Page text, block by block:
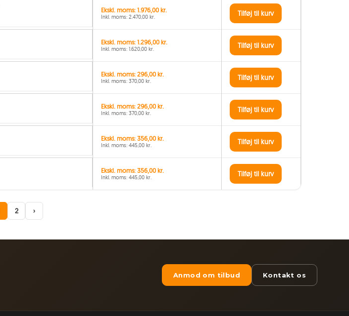
Ekskl. moms: 1.976,00 kr.
Inkl. moms: 2.470,00 kr. Tilføj til kurv
Ekskl. moms: 1.296,00 kr.
Inkl. moms: 1.620,00 kr. Tilføj til kurv
Ekskl. moms: 296,00 kr.
Inkl. moms: 370,00 kr. Tilføj til kurv
Ekskl. moms: 296,00 kr.
Inkl. moms: 370,00 kr. Tilføj til kurv
Ekskl. moms: 356,00 kr.
Inkl. moms: 445,00 kr. Tilføj til kurv
Ekskl. moms: 356,00 kr.
Inkl. moms: 445,00 kr. Tilføj til kurv
2 ›
Anmod om tilbud Kontakt os